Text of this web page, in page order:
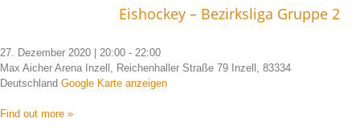
Eishockey – Bezirksliga Gruppe 2
27. Dezember 2020 | 20:00 - 22:00
Max Aicher Arena Inzell, Reichenhaller Straße 79 Inzell, 83334
Deutschland Google Karte anzeigen
Find out more »